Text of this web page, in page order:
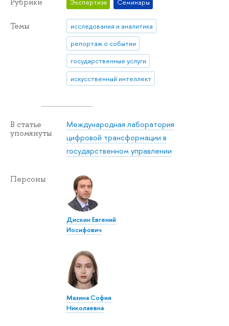
Рубрики Экспертиза Семинары
Темы
исследования и аналитика
репортаж о событии
государственные услуги
искусственный интеллект
В статье
упомянуты
Международная лаборатория
цифровой трансформации в
государственном управлении
Персоны
Дискин Евгений
Иосифович
Мазина София
Николаевна